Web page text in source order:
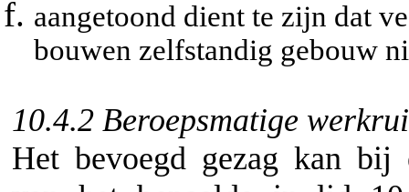
aangetoond dient te zijn dat
bouwen zelfstandig gebouw
10.4.2 Beroepsmatige
Het bevoegd gezag kan bij